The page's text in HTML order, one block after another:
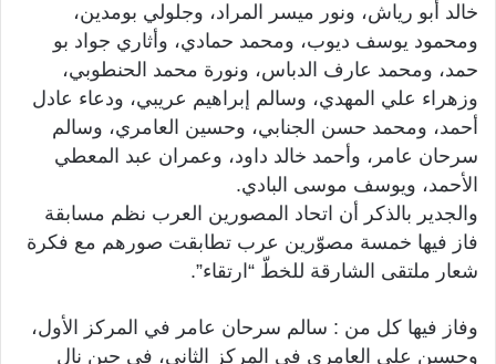
خالد أبو رياش، ونور ميسر المراد، وجلولي بومدين،
ومحمود يوسف ديوب، ومحمد حمادي، وأثاري جواد بو
حمد، ومحمد عارف الدباس، ونورة محمد الحنطوبي،
وزهراء علي المهدي، وسالم إبراهيم عريبي، ودعاء عادل
أحمد، ومحمد حسن الجنابي، وحسين العامري، وسالم
سرحان عامر، وأحمد خالد داود، وعمران عبد المعطي
الأحمد، ويوسف موسى البادي.
والجدير بالذكر أن اتحاد المصورين العرب نظم مسابقة
فاز فيها خمسة مصوّرين عرب تطابقت صورهم مع فكرة
شعار ملتقى الشارقة للخطّ “ارتقاء”.
وفاز فيها كل من : سالم سرحان عامر في المركز الأول،
وحسين علي العامري في المركز الثاني، في حين نال